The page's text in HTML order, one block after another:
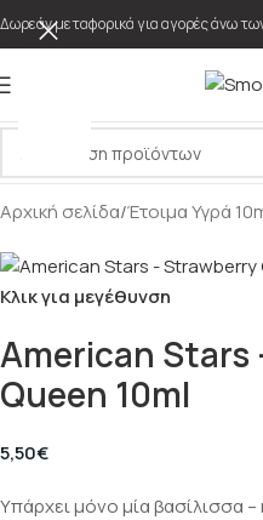
Δωρεάν μεταφορικά για αγορές άνω
Αρχική σελίδα/Έτοιμα Υγρά
Κλικ για μεγέθυνση
American Stars
Queen 10ml
5,50€
Υπάρχει μόνο μία